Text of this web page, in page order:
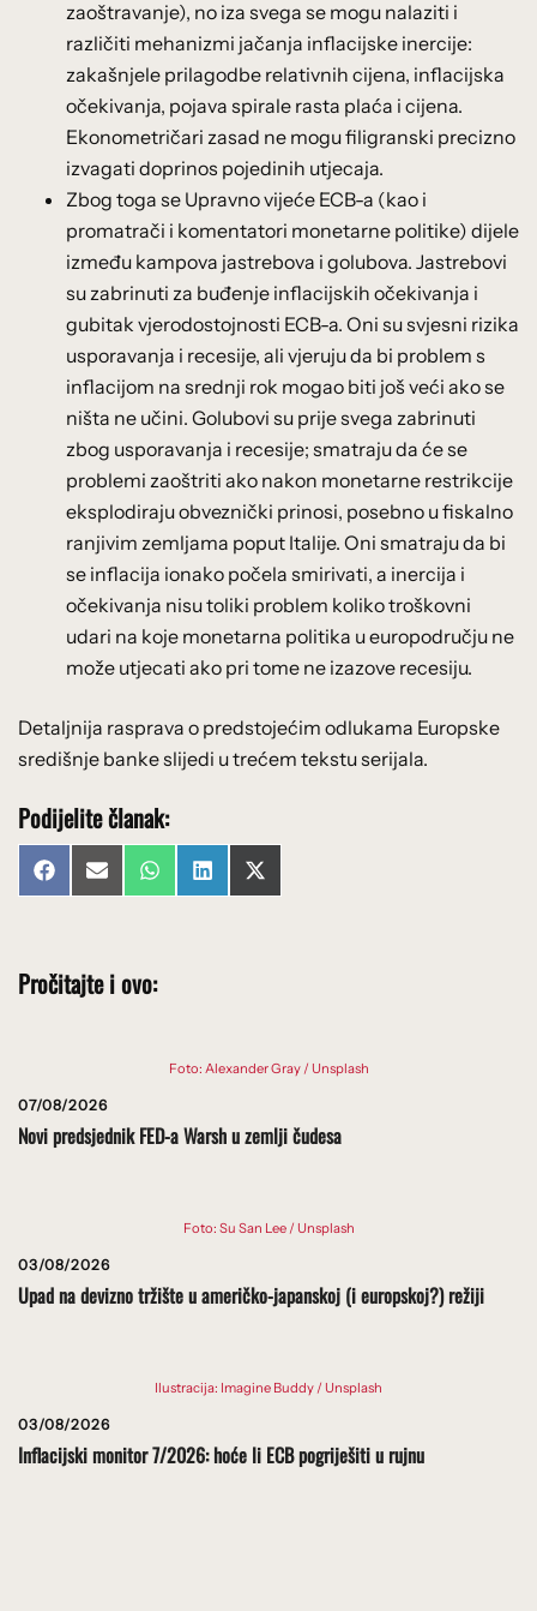
zaoštravanje), no iza svega se mogu nalaziti i
različiti mehanizmi jačanja inflacijske inercije:
zakašnjele prilagodbe relativnih cijena, inflacijska
očekivanja, pojava spirale rasta plaća i cijena.
Ekonometričari zasad ne mogu filigranski precizno
izvagati doprinos pojedinih utjecaja.
Zbog toga se Upravno vijeće ECB-a (kao i
promatrači i komentatori monetarne politike) dijele
između kampova jastrebova i golubova. Jastrebovi
su zabrinuti za buđenje inflacijskih očekivanja i
gubitak vjerodostojnosti ECB-a. Oni su svjesni rizika
usporavanja i recesije, ali vjeruju da bi problem s
inflacijom na srednji rok mogao biti još veći ako se
ništa ne učini. Golubovi su prije svega zabrinuti
zbog usporavanja i recesije; smatraju da će se
problemi zaoštriti ako nakon monetarne restrikcije
eksplodiraju obveznički prinosi, posebno u fiskalno
ranjivim zemljama poput Italije. Oni smatraju da bi
se inflacija ionako počela smirivati, a inercija i
očekivanja nisu toliki problem koliko troškovni
udari na koje monetarna politika u europodručju ne
može utjecati ako pri tome ne izazove recesiju.
Detaljnija rasprava o predstojećim odlukama Europske
središnje banke slijedi u trećem tekstu serijala.
Podijelite članak:
Share
on
FacebookShare
on
Email Share
on
WhatsAppShare
on
LinkedInShare
on
X
(Twitter)
Pročitajte i ovo:
Foto: Alexander Gray / Unsplash
07/08/2026
Novi predsjednik FED-a Warsh u zemlji čudesa
Foto: Su San Lee / Unsplash
03/08/2026
Upad na devizno tržište u američko-japanskoj (i europskoj?) režiji
Ilustracija: Imagine Buddy / Unsplash
03/08/2026
Inflacijski monitor 7/2026: hoće li ECB pogriješiti u rujnu